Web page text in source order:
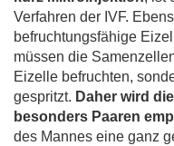
Verfahren der IVF.
befruchtungsfähige
müssen die
Eizelle befruchten,
gespritzt. Daher wird
besonders Paaren
des Mannes eine ganz